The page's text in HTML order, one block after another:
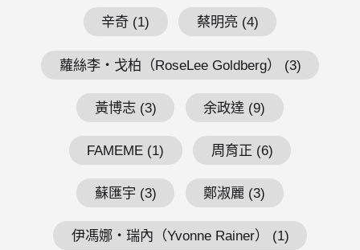
辛奇 (1) 蔡明亮 (4)
蘿絲李・戈柏（RoseLee Goldberg） (3)
黃博志 (3) 余政達 (9)
FAMEME (1) 周育正 (6)
蘇匯宇 (3) 鄭淑麗 (3)
伊馮娜・瑞內（Yvonne Rainer） (1)